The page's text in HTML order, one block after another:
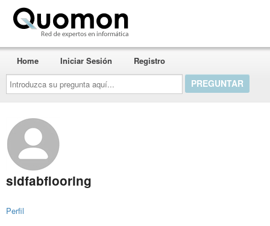
Introduzca
su
pregunta
aquí...
Home Iniciar Sesión Registro
sidfabflooring
Perfil